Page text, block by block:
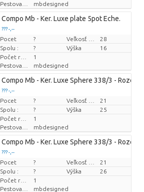
mbdesigned
Compo Mb - Ker. Luxe plate 5pot Eche.
??? -,--
Cena za kus
Pocet ?
28
Spolu :
? Výška
16
Počet rastlín/črepník
1
mbdesigned
Compo Mb - Ker. Luxe Sphere 338/3 - Roze/
??? -,--
Cena za kus
Pocet ?
21
Spolu :
? Výška
25
Počet rastlín/črepník
1
mbdesigned
Compo Mb - Ker. Luxe Sphere 338/3 - Roze/
??? -,--
Cena za kus
Pocet ?
21
Spolu :
? Výška
26
Počet rastlín/črepník
1
mbdesigned